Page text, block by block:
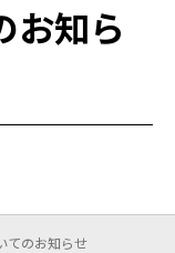
お知ら
てのお知らせ